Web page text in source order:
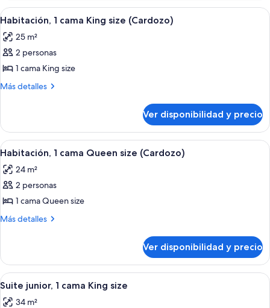
personas
discapacitadas
(Courtyard)
camas,
con
para
personas
(Courtyard)
Ver
todas
las
fotos
de
Habitación,
King
size
(Cardozo)
Un dormitorio moderno con una
6
Habitación, 1 cama King size (Cardozo)
25 m²
2 personas
1 cama King size
Más detalles
Más
1
cama
King
(Cardozo)
Ver disponibilidad y precio
Ver
todas
las
fotos
de
Habitación,
Queen
size
(Cardozo)
Un dormitorio moderno con una
5
Habitación, 1 cama Queen size (Cardozo)
24 m²
2 personas
1 cama Queen size
Más detalles
Más
1
cama
Queen
(Cardozo)
Ver disponibilidad y precio
Ver
todas
Un dormitorio moderno con una
6
Suite junior, 1 cama King size
34 m²